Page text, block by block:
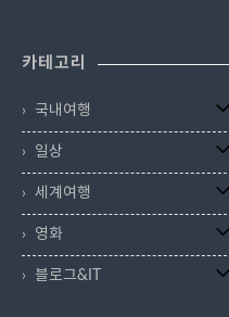
로..
놀다 왔습니다. 이런 실속여행자들
추천하는데요. 낮에는 국제시장, 보
수동책방골목, 영화의 거리, 자갈치
깡통야시장, 부평족발골목, 곱창골
좋습니다. 게다가 주차장이 부족한
이 동네에서 호텔에 똬악 주차하고
튼튼한 다리로 다 돌아댕길 수 있으
카테고리
국내여행
일상
세계여행
영화
블로그&IT